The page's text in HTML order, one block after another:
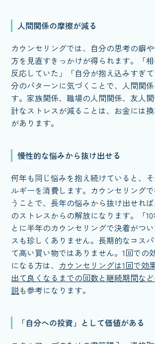
人間関係の摩擦が減る
カウンセリングでは、自分の思考の癖
方を見直すきっかけが得られます。「
反応していた」「自分が抱え込みすぎ
分のパターンに気づくことで、人間関
す。家族関係、職場の人間関係、友人
計なストレスが減ることは、お金には
があります。
慢性的な悩みから抜け出せる
何年も同じ悩みを抱え続けていると、
ルギーを消費します。カウンセリング
うことで、長年の悩みから抜け出せれ
のストレスからの解放になります。「
とに半年のカウンセリングで決着がつ
スも珍しくありません。長期的なコス
て高い買い物ではありません。1回での
になる方は、 カウンセリングは1回で効
出て良くなるまでの回数と継続期間な
説も参考になります。
「自分への投資」として価値がある